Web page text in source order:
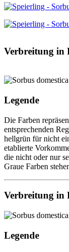
Verbreitung in
Legende
Die Farben
entsprechenden
hellgrün für nicht
etablierte
die nicht oder nur
Graue Farben
Verbreitung in
Legende